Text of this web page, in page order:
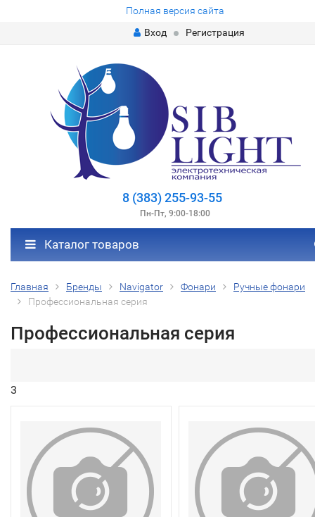
Полная версия сайта
Вход
Регистрация
8 (383) 255-93-55
Пн-Пт, 9:00-18:00
Каталог товаров
Главная Бренды Navigator Фонари
Ручные фонари
Профессиональная серия
Профессиональная серия
3